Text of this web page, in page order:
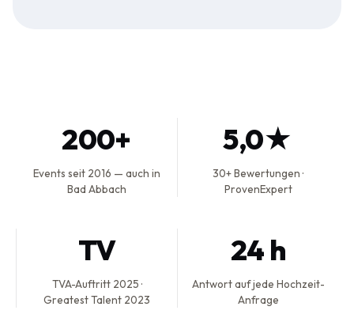
200+
Events seit 2016 — auch in
Bad Abbach
5,0★
30+ Bewertungen ·
ProvenExpert
TV
TVA-Auftritt 2025 ·
Greatest Talent 2023
24 h
Antwort auf jede Hochzeit-
Anfrage